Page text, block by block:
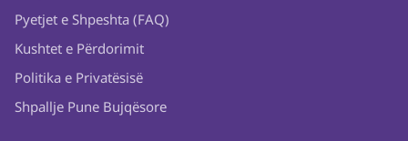
Pyetjet e Shpeshta (FAQ)
Kushtet e Përdorimit
Politika e Privatësisë
Shpallje Pune Bujqësore